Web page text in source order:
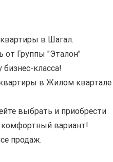
в Шагал.
от Группы "Эталон"
класса!
в Жилом квартале
выбрать и приобрести
вариант!
продаж.